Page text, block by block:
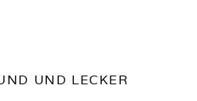
UND LECKER